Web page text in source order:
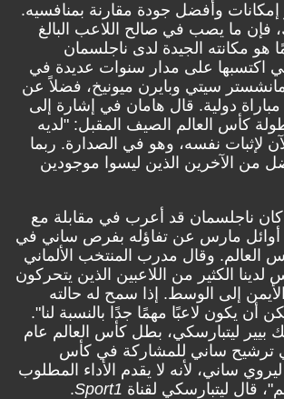
إمكانات وأفضل جودة مقارنة بمنافسيه.
فإن ما يصب في صالح اللاعب البالغ
30 عامًا هو مكانته الجيدة لدى ناجلسمان
اكتسبها على مدار سنوات عديدة في
سيتي وبايرن ميونيخ، فضلاً عن
مشاركته في 72 مباراة دولية. قال هامان في إشارة إلى
كأس العالم الصيف المقبل: "لديه
لإثبات نفسه، وهو في الصدارة. ربما
من الآخرين الذين ليسوا موجودين
ناجلسمان قد أعرب في مقابلة مع
مارس عن تفاؤله بفرص ساني في
العالم. وقال مدرب المنتخب الألماني
الكثير من اللاعبين الذين يتحركون
إلى الوسط. إذا سمح له حالته
أن يكون لاعبًا مهمًا جدًا بالنسبة لنا".
بيير ليتبارسكي، بطل كأس العالم عام
في ترشيح ساني للمشاركة في كأس
ليروي ساني، لأنه لا يقدم الأداء المطلوب
قال ليتبارسكي لقناة Sport1
.